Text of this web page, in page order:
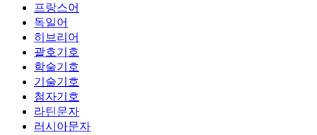
프랑스어
독일어
히브리어
괄호기호
학술기호
기술기호
첨자기호
라틴문자
러시아문자